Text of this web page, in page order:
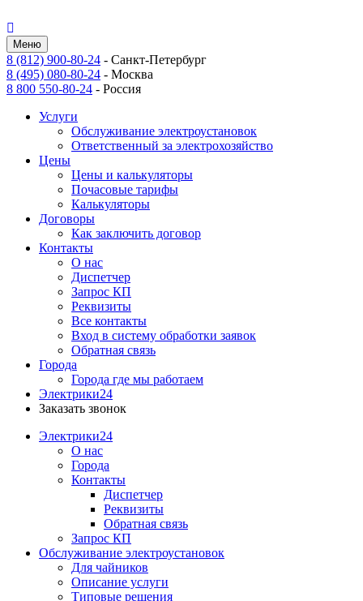
Меню
8 (812) 900-80-24 - Санкт-Петербург
8 (495) 080-80-24 - Москва
8 800 550-80-24 - Россия
Услуги
Обслуживание электроустановок
Ответственный за электрохозяйство
Цены
Цены и калькуляторы
Почасовые тарифы
Калькуляторы
Договоры
Как заключить договор
Контакты
О нас
Диспетчер
Запрос КП
Реквизиты
Все контакты
Вход в систему обработки заявок
Обратная связь
Города
Города где мы работаем
Электрики24
Заказать звонок
Электрики24
О нас
Города
Контакты
Диспетчер
Реквизиты
Обратная связь
Запрос КП
Обслуживание электроустановок
Для чайников
Описание услуги
Типовые решения